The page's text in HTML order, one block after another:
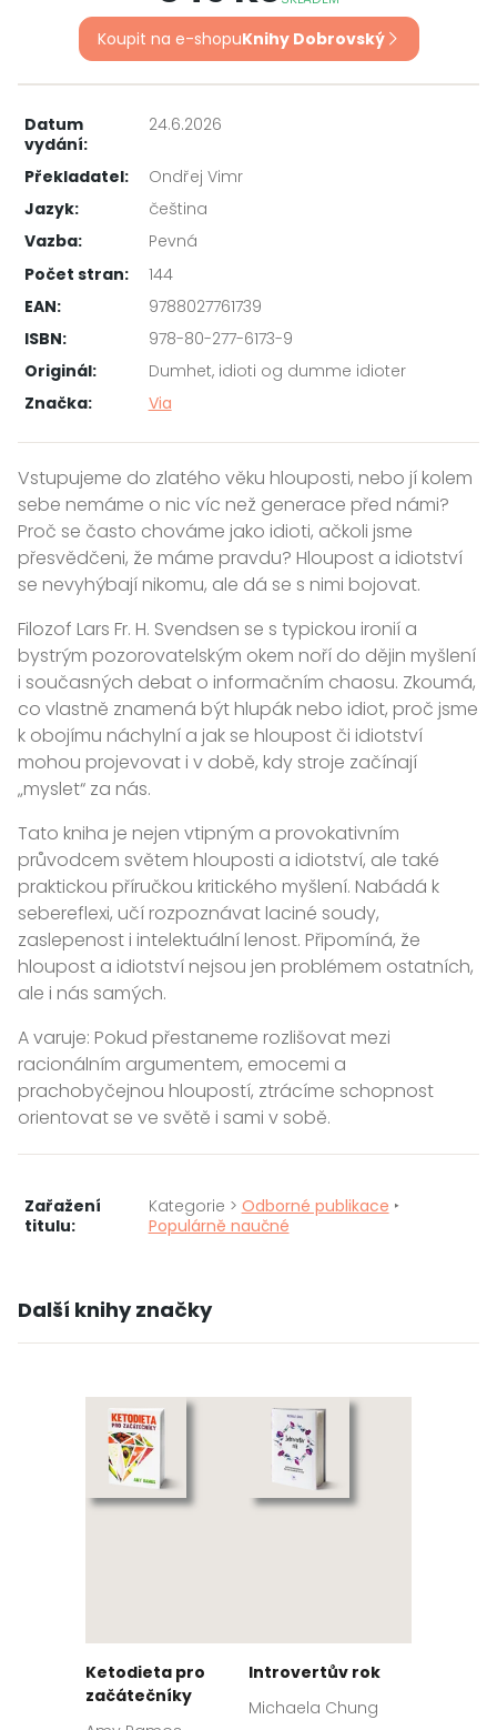
Koupit na e-shopuKnihy Dobrovský
Datum
vydání:
24.6.2026
Překladatel:
Ondřej Vimr
Jazyk:
čeština
Vazba:
Pevná
Počet stran:
144
EAN:
9788027761739
ISBN:
978-80-277-6173-9
Originál:
Dumhet, idioti og dumme idioter
Značka:
Via
Vstupujeme do zlatého věku hlouposti, nebo jí kolem
sebe nemáme o nic víc než generace před námi?
Proč se často chováme jako idio­ti, ačkoli jsme
přesvědčeni, že máme pravdu? Hloupost a idiotství
se nevyhýbají nikomu, ale dá se s nimi bojovat.
Filozof Lars Fr. H. Svendsen se s typickou ironií a
bystrým pozorovatelským okem noří do dějin myšlení
i současných debat o informačním chaosu. Zkoumá,
co vlastně znamená být hlupák nebo idiot, proč jsme
k obojímu náchylní a jak se hloupost či idiot­ství
mohou projevovat i v době, kdy stroje začínají
„myslet“ za nás.
Tato kniha je nejen vtipným a provokativním
průvodcem světem hlouposti a idiotství, ale také
praktickou příručkou kritického myšle­ní. Nabádá k
sebereflexi, učí rozpoznávat la­ciné soudy,
zaslepenost i intelektuální lenost. Připomíná, že
hloupost a idiotství nejsou jen problémem ostatních,
ale i nás samých.
A varuje: Pokud přestaneme rozlišovat mezi
racionálním argumentem, emocemi a
prachobyčejnou hloupostí, ztrácíme schopnost
orientovat se ve světě i sami v sobě.
Zařažení
titulu:
Kategorie > Odborné publikace ‣
Populárně naučné
Další knihy značky
Ketodieta pro
začátečníky
Introvertův rok
Michaela Chung